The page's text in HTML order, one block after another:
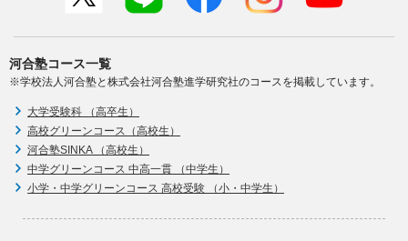
河合塾コース一覧
※学校法人河合塾と株式会社河合塾進学研究社のコースを掲載しています。
大学受験科 （高卒生）
高校グリーンコース（高校生）
河合塾SINKA （高校生）
中学グリーンコース 中高一貫 （中学生）
小学・中学グリーンコース 高校受験 （小・中学生）